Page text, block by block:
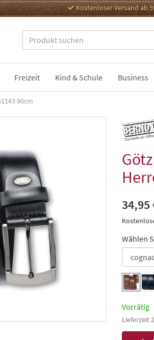
Kostenloser Versand ab
Freizeit Kind & Schule Business
90cm
Götz
34,95
Wählen
Vorrätig
Lieferzeit